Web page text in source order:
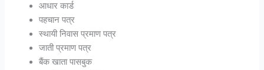
आधार कार्ड
पहचान पत्र
स्थायी निवास प्रमाण पत्र
जाती प्रमाण पत्र
बैंक खाता पासबुक